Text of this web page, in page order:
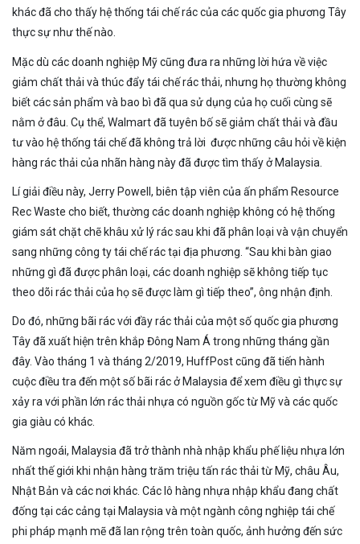
khác đã cho thấy hệ thống tái chế rác của các quốc gia phương Tây
thực sự như thế nào.
Mặc dù các doanh nghiệp Mỹ cũng đưa ra những lời hứa về việc
giảm chất thải và thúc đẩy tái chế rác thải, nhưng họ thường không
biết các sản phẩm và bao bì đã qua sử dụng của họ cuối cùng sẽ
nằm ở đâu. Cụ thể, Walmart đã tuyên bố sẽ giảm chất thải và đầu
tư vào hệ thống tái chế đã không trả lời được những câu hỏi về kiện
hàng rác thải của nhãn hàng này đã được tìm thấy ở Malaysia.
Lí giải điều này, Jerry Powell, biên tập viên của ấn phẩm Resource
Rec Waste cho biết, thường các doanh nghiệp không có hệ thống
giám sát chặt chẽ khâu xử lý rác sau khi đã phân loại và vận chuyển
sang những công ty tái chế rác tại địa phương. “Sau khi bàn giao
những gì đã được phân loại, các doanh nghiệp sẽ không tiếp tục
theo dõi rác thải của họ sẽ được làm gì tiếp theo”, ông nhận định.
Do đó, những bãi rác với đầy rác thải của một số quốc gia phương
Tây đã xuất hiện trên khắp Đông Nam Á trong những tháng gần
đây. Vào tháng 1 và tháng 2/2019, HuffPost cũng đã tiến hành
cuộc điều tra đến một số bãi rác ở Malaysia để xem điều gì thực sự
xảy ra với phần lớn rác thải nhựa có nguồn gốc từ Mỹ và các quốc
gia giàu có khác.
Năm ngoái, Malaysia đã trở thành nhà nhập khẩu phế liệu nhựa lớn
nhất thế giới khi nhận hàng trăm triệu tấn rác thải từ Mỹ, châu Âu,
Nhật Bản và các nơi khác. Các lô hàng nhựa nhập khẩu đang chất
đống tại các cảng tại Malaysia và một ngành công nghiệp tái chế
phi pháp mạnh mẽ đã lan rộng trên toàn quốc, ảnh hưởng đến sức